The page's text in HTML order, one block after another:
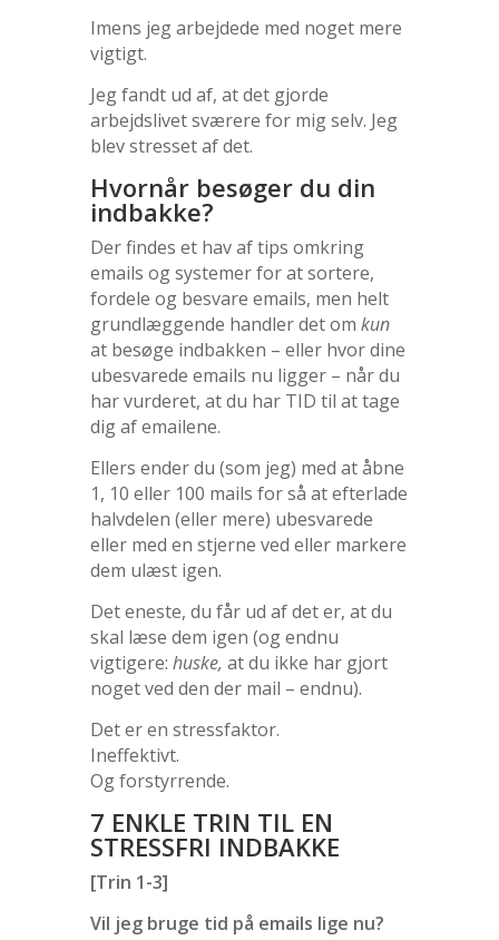
Imens jeg arbejdede med noget mere
vigtigt.
Jeg fandt ud af, at det gjorde
arbejdslivet sværere for mig selv. Jeg
blev stresset af det.
Hvornår besøger du din
indbakke?
Der findes et hav af tips omkring
emails og systemer for at sortere,
fordele og besvare emails, men helt
grundlæggende handler det om kun
at besøge indbakken – eller hvor dine
ubesvarede emails nu ligger – når du
har vurderet, at du har TID til at tage
dig af emailene.
Ellers ender du (som jeg) med at åbne
1, 10 eller 100 mails for så at efterlade
halvdelen (eller mere) ubesvarede
eller med en stjerne ved eller markere
dem ulæst igen.
Det eneste, du får ud af det er, at du
skal læse dem igen (og endnu
vigtigere: huske, at du ikke har gjort
noget ved den der mail – endnu).
Det er en stressfaktor.
Ineffektivt.
Og forstyrrende.
7 ENKLE TRIN TIL EN
STRESSFRI INDBAKKE
[Trin 1-3]
Vil jeg bruge tid på emails lige nu?